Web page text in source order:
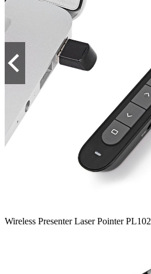
Wireless Presenter Laser Pointer PL102